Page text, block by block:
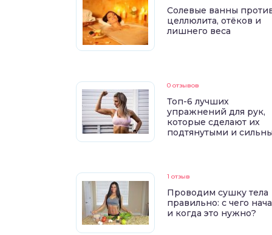
Солевые ванны
целлюлита, отёков и
лишнего веса
0 отзывов
Топ-6 лучших
упражнений для рук,
которые сделают их
подтянутыми и
1 отзыв
Проводим сушку тела
правильно: с чего
и когда это нужно?